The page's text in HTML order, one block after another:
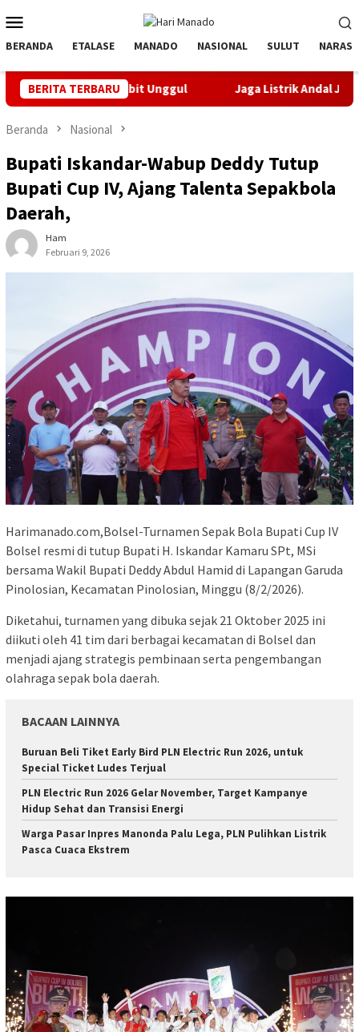
ke
kontenMobile
BERANDA ETALASE MANADO NASIONAL SULUT NARASI
BERITA TERBARU
Unggul Jaga Listrik Andal Jelang HUT ke-81 RI, PLN
Beranda Nasional
Bupati Iskandar-Wabup Deddy Tutup
Bupati Cup IV, Ajang Talenta Sepakbola
Daerah,
Ham
Februari 9, 2026
Harimanado.com,Bolsel-Turnamen Sepak Bola Bupati Cup IV
Bolsel resmi di tutup Bupati H. Iskandar Kamaru SPt, MSi
bersama Wakil Bupati Deddy Abdul Hamid di Lapangan Garuda
Pinolosian, Kecamatan Pinolosian, Minggu (8/2/2026).
Diketahui, turnamen yang dibuka sejak 21 Oktober 2025 ini
diikuti oleh 41 tim dari berbagai kecamatan di Bolsel dan
menjadi ajang strategis pembinaan serta pengembangan
olahraga sepak bola daerah.
BACAAN LAINNYA
Buruan Beli Tiket Early Bird PLN Electric Run 2026, untuk
Special Ticket Ludes Terjual
PLN Electric Run 2026 Gelar November, Target Kampanye
Hidup Sehat dan Transisi Energi
Warga Pasar Inpres Manonda Palu Lega, PLN Pulihkan Listrik
Pasca Cuaca Ekstrem